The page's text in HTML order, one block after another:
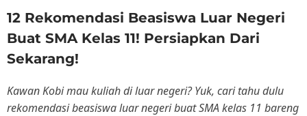
12 Rekomendasi Beasiswa Luar Negeri
Buat SMA Kelas 11! Persiapkan Dari
Sekarang!
Kawan Kobi mau kuliah di luar negeri? Yuk, cari tahu dulu
rekomendasi beasiswa luar negeri buat SMA kelas 11 bareng